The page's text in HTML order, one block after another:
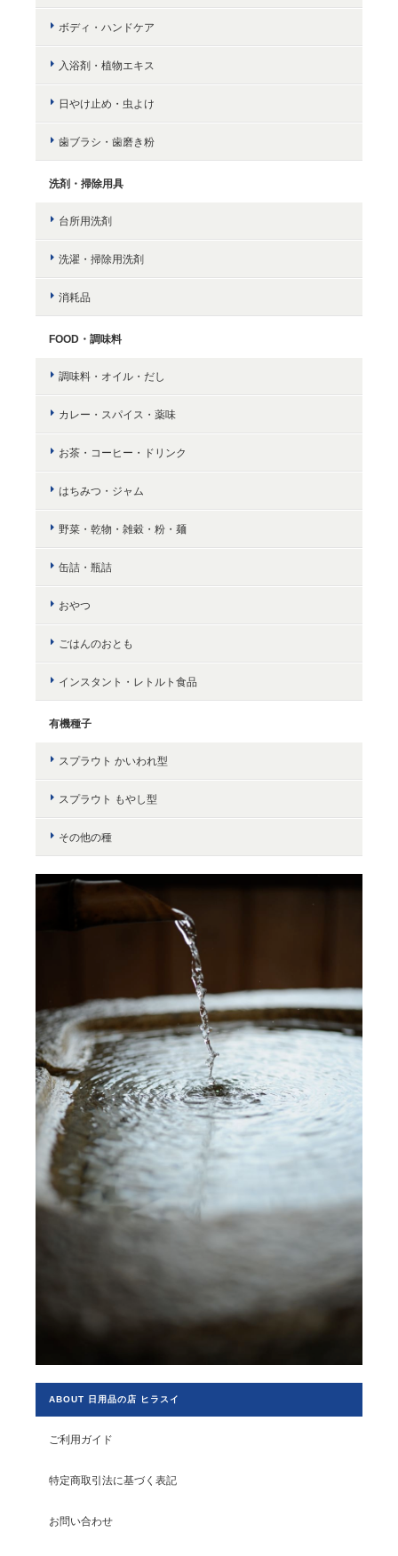
ボディ・ハンドケア
入浴剤・植物エキス
日やけ止め・虫よけ
歯ブラシ・歯磨き粉
洗剤・掃除用具
台所用洗剤
洗濯・掃除用洗剤
消耗品
FOOD・調味料
調味料・オイル・だし
カレー・スパイス・薬味
お茶・コーヒー・ドリンク
はちみつ・ジャム
野菜・乾物・雑穀・粉・麺
缶詰・瓶詰
おやつ
ごはんのおとも
インスタント・レトルト食品
有機種子
スプラウト かいわれ型
スプラウト もやし型
その他の種
ABOUT 日用品の店 ヒラスイ
ご利用ガイド
特定商取引法に基づく表記
お問い合わせ